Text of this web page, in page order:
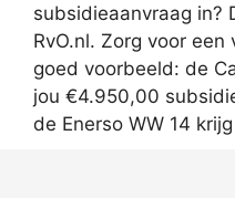
subsidieaanvraag in?
RvO.nl. Zorg voor
goed voorbeeld: de
jou €4.950,00
de Enerso WW 14